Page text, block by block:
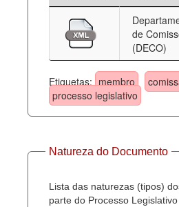
de
(DECO)
Etiquetas: membro
processo legislativo
Natureza do Documento
Lista das naturezas (tipos)
parte do Processo Legislativo